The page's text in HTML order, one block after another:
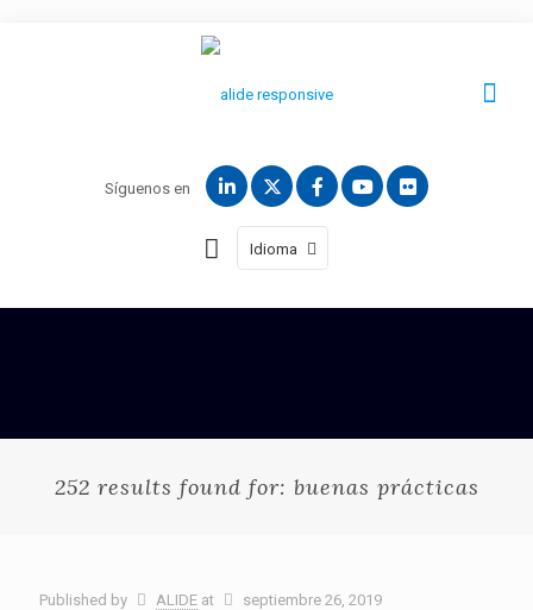
Síguenos en
Idioma
252 results found for: buenas prácticas
Published by ALIDE at septiembre 26, 2019